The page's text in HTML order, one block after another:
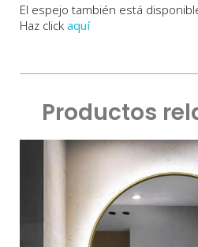
El espejo también está
Haz click aquí
Productos